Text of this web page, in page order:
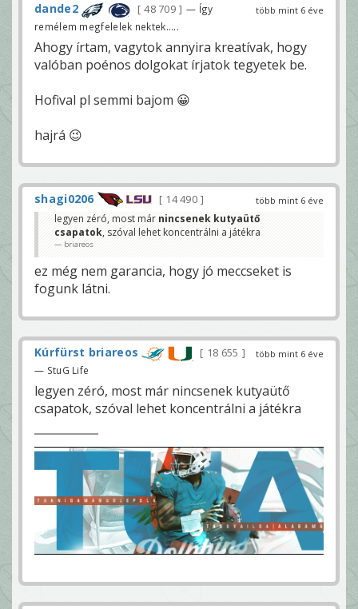
több mint 6 éve
dande2 48 709
— Így
remélem megfelelek nektek.....
Ahogy írtam, vagytok annyira kreatívak, hogy
valóban poénos dolgokat írjatok tegyetek be.
Hofival pl semmi bajom 😀
hajrá 😉
több mint 6 éve
shagi0206
14 490
legyen zéró, most már nincsenek kutyaütő
csapatok, szóval lehet koncentrálni a játékra
briareos
ez még nem garancia, hogy jó meccseket is
fogunk látni.
több mint 6 éve
Kúrfürst briareos 18 655
— StuG Life
legyen zéró, most már nincsenek kutyaütő
csapatok, szóval lehet koncentrálni a játékra